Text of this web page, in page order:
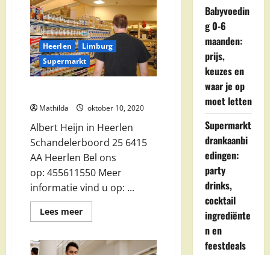
Heerlen
Limburg
Supermarkt
Mathilda oktober 10, 2020
Albert Heijn in Heerlen
Schandelerboord 25 6415
AA Heerlen Bel ons
op: 455611550 Meer
informatie vind u op: ...
Lees meerLees
meer
Heijn
Babyvoedin
g 0-6
maanden:
prijs,
keuzes en
waar je op
moet letten
Supermarkt
drankaanbi
edingen:
party
drinks,
cocktail
ingrediënte
n en
feestdeals